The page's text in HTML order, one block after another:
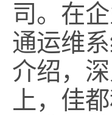
司。在
通运维
介绍，
上，佳